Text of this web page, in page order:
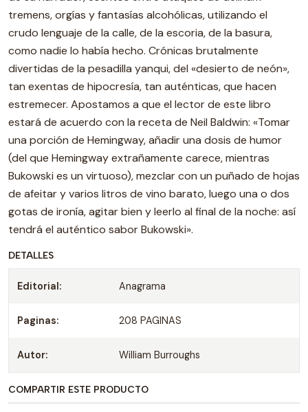
tremens, orgías y fantasías alcohólicas, utilizando el
crudo lenguaje de la calle, de la escoria, de la basura,
como nadie lo había hecho. Crónicas brutalmente
divertidas de la pesadilla yanqui, del «desierto de neón»,
tan exentas de hipocresía, tan auténticas, que hacen
estremecer. Apostamos a que el lector de este libro
estará de acuerdo con la receta de Neil Baldwin: «Tomar
una porción de Hemingway, añadir una dosis de humor
(del que Hemingway extrañamente carece, mientras
Bukowski es un virtuoso), mezclar con un puñado de hojas
de afeitar y varios litros de vino barato, luego una o dos
gotas de ironía, agitar bien y leerlo al final de la noche: así
tendrá el auténtico sabor Bukowski».
DETALLES
Editorial: Anagrama
Paginas: 208 PAGINAS
Autor: William Burroughs
COMPARTIR ESTE PRODUCTO